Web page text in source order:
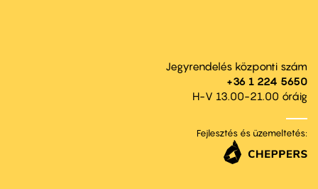
Jegyrendelés központi szám
+36 1 224 5650
H-V 13.00-21.00 óráig
Fejlesztés és üzemeltetés: